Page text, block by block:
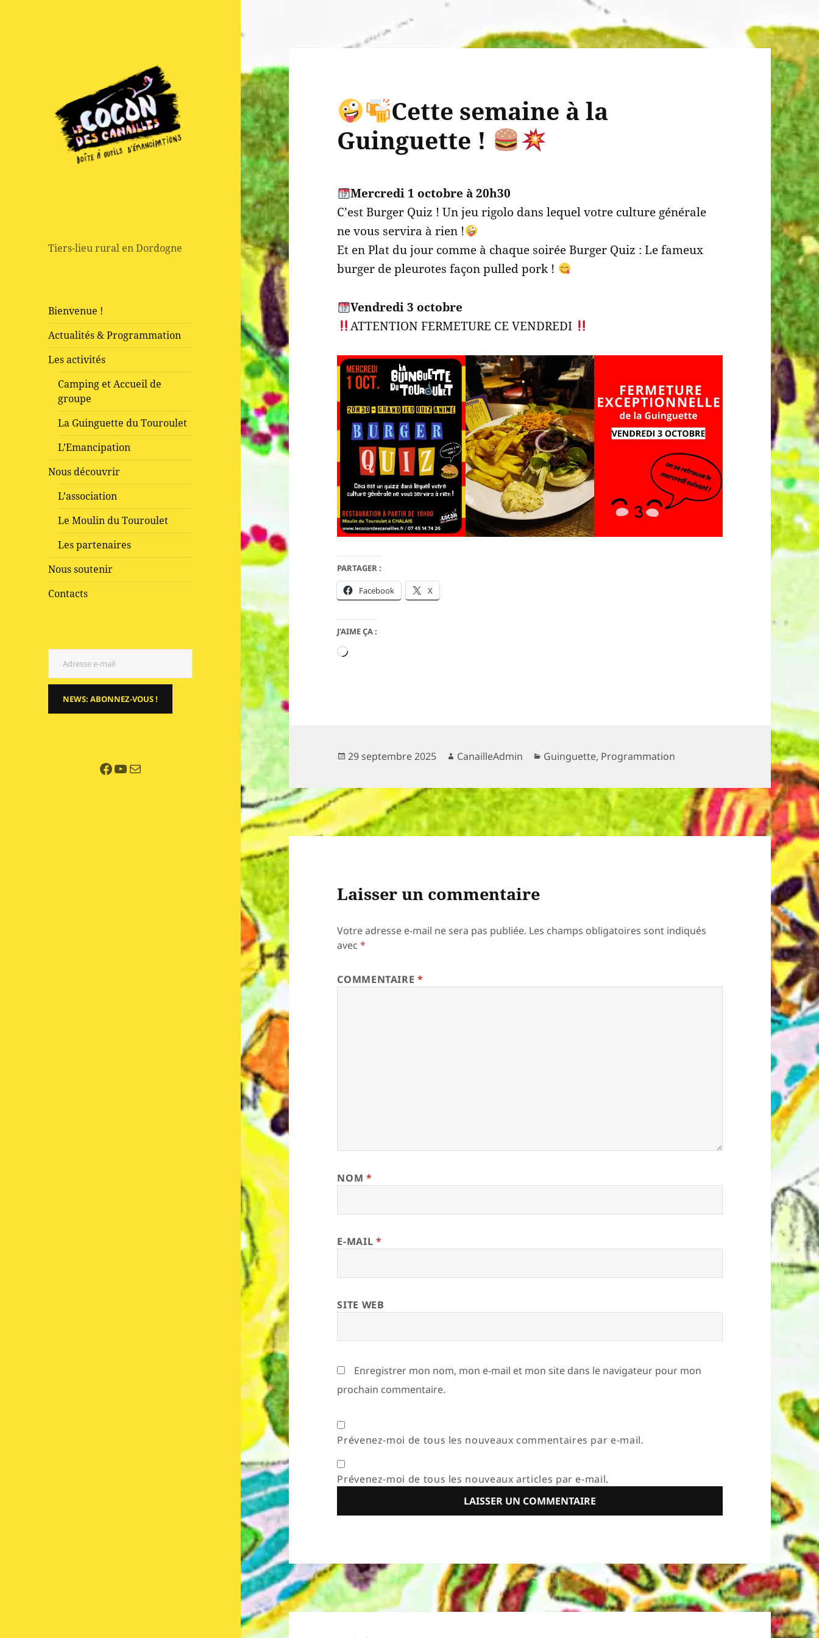
Tiers-lieu rural en Dordogne
Bienvenue !
Actualités & Programmation
Les activités
Camping et Accueil de
groupe
La Guinguette du Touroulet
L’Emancipation
Nous découvrir
L’association
Le Moulin du Touroulet
Les partenaires
Nous soutenir
Contacts
Adresse e-mail
NEWS: ABONNEZ-VOUS !
Facebook
YouTube
E-mail
Cette semaine à la
Guinguette !
Mercredi 1 octobre à 20h30
C’est Burger Quiz ! Un jeu rigolo dans lequel votre culture générale
ne vous servira à rien !
Et en Plat du jour comme à chaque soirée Burger Quiz : Le fameux
burger de pleurotes façon pulled pork !
Vendredi 3 octobre
ATTENTION FERMETURE CE VENDREDI
PARTAGER :
Facebook X
J’AIME ÇA :
Chargement…
Publié
29 septembre 2025 Auteur
CanailleAdmin Catégories
Guinguette, Programmation
Laisser un commentaire
Votre adresse e-mail ne sera pas publiée. Les champs obligatoires sont indiqués
avec*
COMMENTAIRE*
NOM *
E-MAIL *
SITE WEB
Enregistrer mon nom, mon e-mail et mon site dans le navigateur pour mon
prochain commentaire.
Prévenez-moi de tous les nouveaux commentaires par e-mail.
Prévenez-moi de tous les nouveaux articles par e-mail.
Navigation